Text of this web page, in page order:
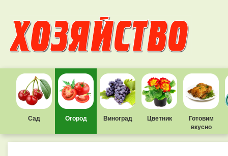
Сад Огород Виноград Цветник
Готовим
вкусно